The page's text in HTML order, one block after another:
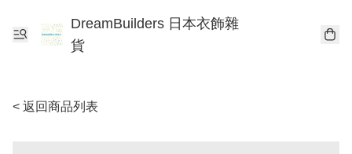
DreamBuilders 日本衣飾雜
貨
< 返回商品列表